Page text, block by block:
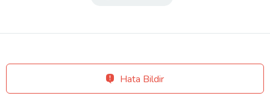
Hata Bildir